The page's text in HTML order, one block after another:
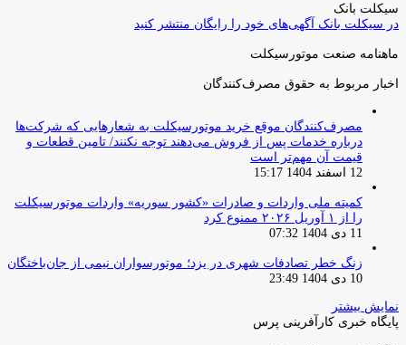
سیکلت بانک
در سیکلت بانک آگهی‌های خود را رایگان منتشر کنید
ماهنامه صنعت موتورسیکلت
اخبار مربوط به حقوق مصرف‌کنندگان
مصرف‌کنندگان موقع خرید موتورسیکلت به شعارهایی که شرکت‌ها
درباره خدمات پس از فروش می‌دهند توجه نکنند/ تامین قطعات و
قیمت آن مهم‌تر است
12 اسفند 1404 15:17
کمیته ملی واردات و صادرات «کشور سوریه» واردات موتورسیکلت
را از ۱ آوریل ۲۰۲۶ ممنوع کرد
11 دی 1404 07:32
زنگ خطر تصادفات شهری در یزد؛ موتورسواران نیمی از جان‌باختگان
10 دی 1404 23:49
نمایش بیشتر
پایگاه خبری کارآفرینی پرس